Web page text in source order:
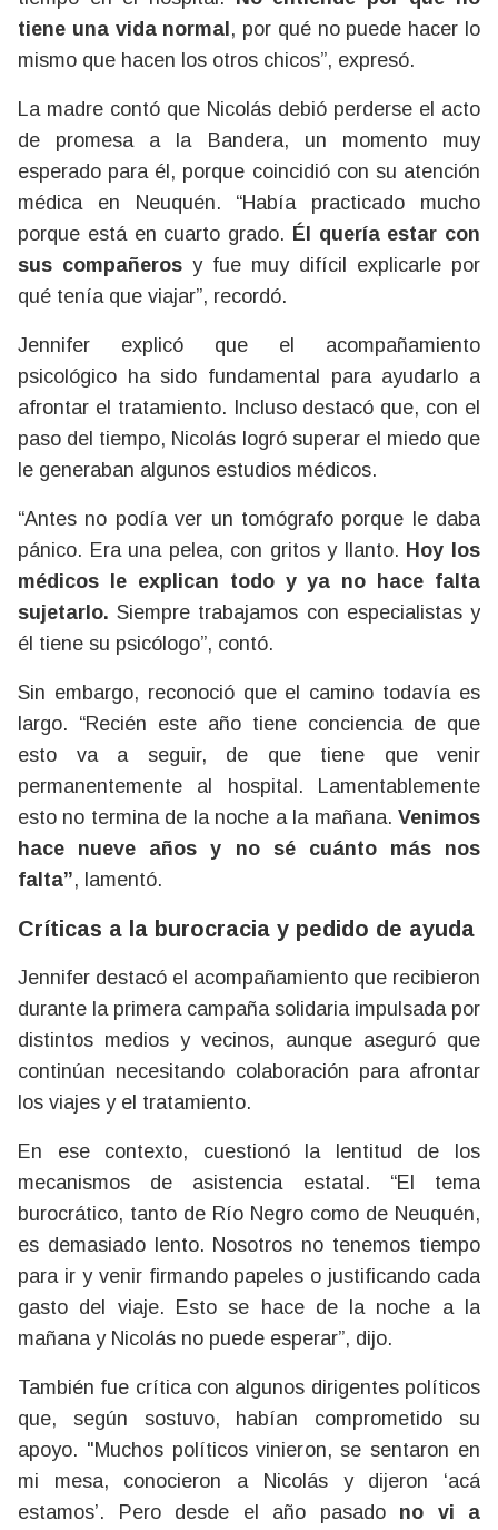
tiene una vida normal, por qué no puede hacer lo
mismo que hacen los otros chicos”, expresó.
La madre contó que Nicolás debió perderse el acto
de promesa a la Bandera, un momento muy
esperado para él, porque coincidió con su atención
médica en Neuquén. “Había practicado mucho
porque está en cuarto grado. Él quería estar con
sus compañeros y fue muy difícil explicarle por
qué tenía que viajar”, recordó.
Jennifer explicó que el acompañamiento
psicológico ha sido fundamental para ayudarlo a
afrontar el tratamiento. Incluso destacó que, con el
paso del tiempo, Nicolás logró superar el miedo que
le generaban algunos estudios médicos.
“Antes no podía ver un tomógrafo porque le daba
pánico. Era una pelea, con gritos y llanto. Hoy los
médicos le explican todo y ya no hace falta
sujetarlo. Siempre trabajamos con especialistas y
él tiene su psicólogo”, contó.
Sin embargo, reconoció que el camino todavía es
largo. “Recién este año tiene conciencia de que
esto va a seguir, de que tiene que venir
permanentemente al hospital. Lamentablemente
esto no termina de la noche a la mañana. Venimos
hace nueve años y no sé cuánto más nos
falta”, lamentó.
Críticas a la burocracia y pedido de ayuda
Jennifer destacó el acompañamiento que recibieron
durante la primera campaña solidaria impulsada por
distintos medios y vecinos, aunque aseguró que
continúan necesitando colaboración para afrontar
los viajes y el tratamiento.
En ese contexto, cuestionó la lentitud de los
mecanismos de asistencia estatal. “El tema
burocrático, tanto de Río Negro como de Neuquén,
es demasiado lento. Nosotros no tenemos tiempo
para ir y venir firmando papeles o justificando cada
gasto del viaje. Esto se hace de la noche a la
mañana y Nicolás no puede esperar”, dijo.
También fue crítica con algunos dirigentes políticos
que, según sostuvo, habían comprometido su
apoyo. "Muchos políticos vinieron, se sentaron en
mi mesa, conocieron a Nicolás y dijeron ‘acá
estamos’. Pero desde el año pasado no vi a